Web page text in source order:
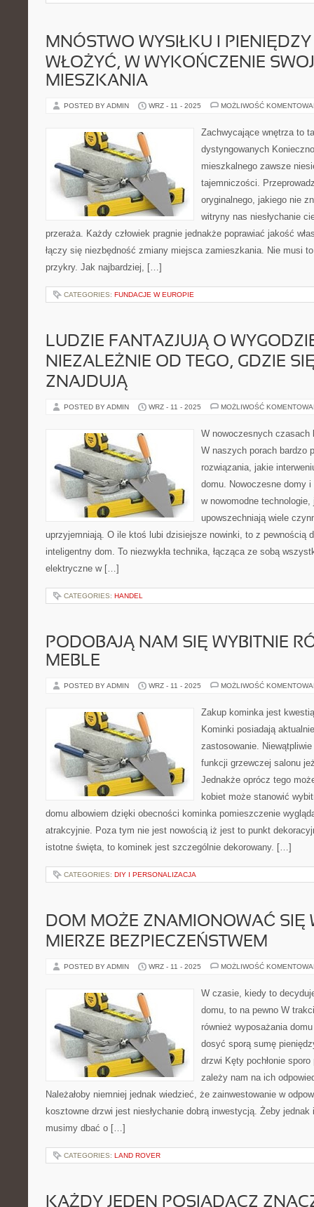
MNÓSTWO WYSIŁKU I
WŁOŻYĆ, W WYKOŃCZENIE
MIESZKANIA
POSTED BY ADMIN WRZ - 11 - 2025 MOŻLIWOŚĆ
Zachwycające wnętrza to
dystyngowanych
mieszkalnego zawsze
tajemniczości.
oryginalnego, jakiego nie
witryny nas niesłychanie
przeraża. Każdy człowiek pragnie jednakże poprawiać jakość
łączy się niezbędność zmiany miejsca zamieszkania. Nie musi
przykry. Jak najbardziej, […]
CATEGORIES: FUNDACJE W EUROPIE
LUDZIE FANTAZJUJĄ O
NIEZALEŻNIE OD TEGO, GDZIE
ZNAJDUJĄ
POSTED BY ADMIN WRZ - 11 - 2025 MOŻLIWOŚĆ
W nowoczesnych czasach
W naszych porach bardzo
rozwiązania, jakie
domu. Nowoczesne domy
w nowomodne
upowszechniają wiele
uprzyjemniają. O ile ktoś lubi dzisiejsze nowinki, to z pewnością
inteligentny dom. To niezwykła technika, łącząca ze sobą
elektryczne w […]
CATEGORIES: HANDEL
PODOBAJĄ NAM SIĘ WYBITNIE
MEBLE
POSTED BY ADMIN WRZ - 11 - 2025 MOŻLIWOŚĆ
Zakup kominka jest
Kominki posiadają
zastosowanie. Niewątpliwie
funkcji grzewczej salonu
Jednakże oprócz tego
kobiet może stanowić
domu albowiem dzięki obecności kominka pomieszczenie
atrakcyjnie. Poza tym nie jest nowością iż jest to punkt
istotne święta, to kominek jest szczególnie dekorowany. […]
CATEGORIES: DIY I PERSONALIZACJA
DOM MOŻE ZNAMIONOWAĆ SIĘ
MIERZE BEZPIECZEŃSTWEM
POSTED BY ADMIN WRZ - 11 - 2025 MOŻLIWOŚĆ
W czasie, kiedy to
domu, to na pewno W
również wyposażania
dosyć sporą sumę
drzwi Kęty pochłonie sporo
zależy nam na ich
Należałoby niemniej jednak wiedzieć, że zainwestowanie w
kosztowne drzwi jest niesłychanie dobrą inwestycją. Żeby jednak
musimy dbać o […]
CATEGORIES: LAND ROVER
KAŻDY JEDEN POSIADACZ